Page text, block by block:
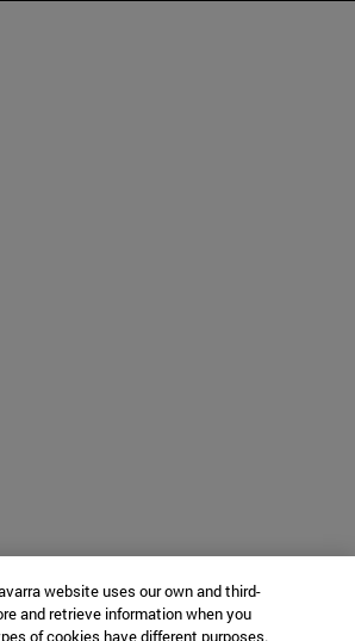
website uses our own and third-
and retrieve information when you
of cookies have different purposes.